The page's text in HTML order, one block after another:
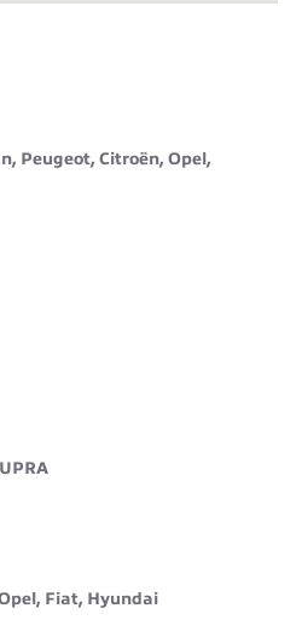
Peugeot, Citroën, Opel,
Fiat, Hyundai